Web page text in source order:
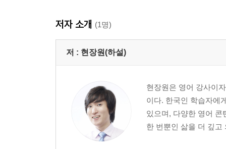
저자 소개 (1명)
저 : 현장원(하설)
현장원은 영어 강사이
이다. 한국인 학습자에
있으며, 다양한 영어 콘
한 번뿐인 삶을 더 깊고